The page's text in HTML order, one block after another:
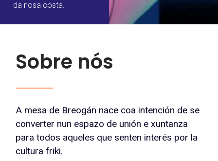
da nosa costa.
Sobre nós
A mesa de Breogán nace coa intención de se
converter nun espazo de unión e xuntanza
para todos aqueles que senten interés por la
cultura friki.